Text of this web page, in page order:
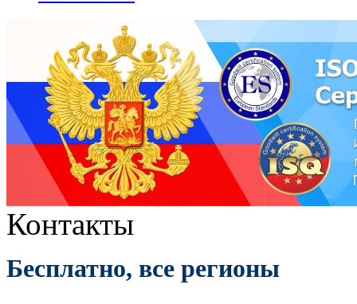
Контакты
Бесплатно, все регионы